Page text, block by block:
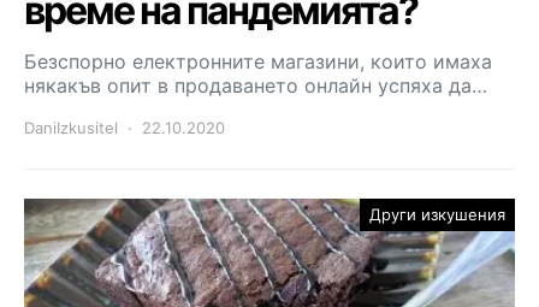
време на пандемията?
Безспорно електронните магазини, които имаха
някакъв опит в продаването онлайн успяха да…
DaniIzkusitel 22.10.2020
Други изкушения